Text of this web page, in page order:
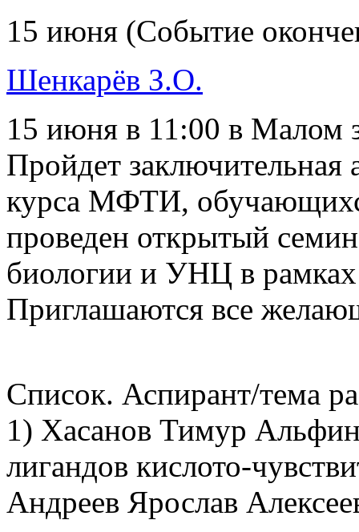
15 июня (Событие
Шенкарёв З.О.
15 июня в 11:00 в Малом
Пройдет заключительная
курса МФТИ,
проведен открытый
биологии и УНЦ в рамках
Приглашаются все
Список. Аспирант/тема
1) Хасанов Тимур
лигандов кислото-
Андреев Ярослав